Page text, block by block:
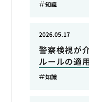
知識
警察検視が
ルールの適
2026.05.17
知識